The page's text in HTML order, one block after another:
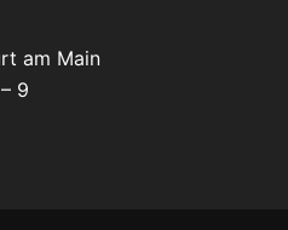
am Main
9